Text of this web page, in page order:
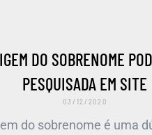
DO SOBRENOME
PESQUISADA EM SITE
03/12/2020
do sobrenome é uma